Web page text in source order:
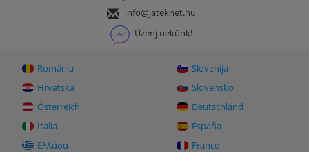
info@jateknet.hu
Üzenj nekünk!
România
Slovenija
Hrvatska
Slovensko
Österreich
Deutschland
Italia
España
Ελλάδα
France